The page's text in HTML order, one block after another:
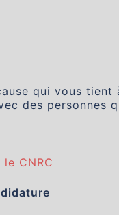
qui vous
des personnes
CNRC